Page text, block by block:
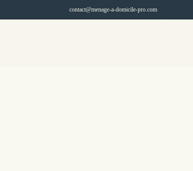
contact@menage-a-domicile-pro.com